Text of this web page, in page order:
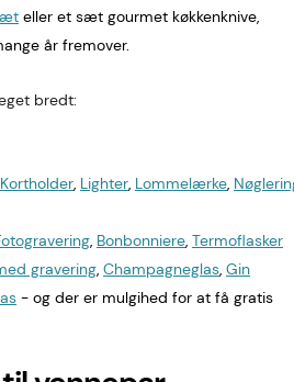
eller et sæt gourmet køkkenknive,
år fremover.
bredt:
Kortholder, Lighter, Lommelærke,
, Bonbonniere, Termoflasker
gravering, Champagneglas, Gin
- og der er mulgihed for at få gratis